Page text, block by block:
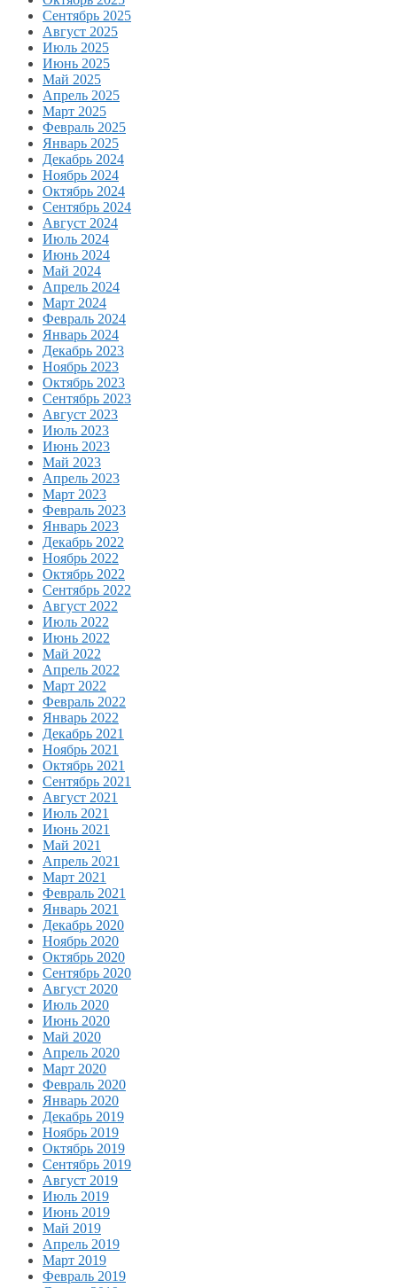
Сентябрь 2025
Август 2025
Июль 2025
Июнь 2025
Май 2025
Апрель 2025
Март 2025
Февраль 2025
Январь 2025
Декабрь 2024
Ноябрь 2024
Октябрь 2024
Сентябрь 2024
Август 2024
Июль 2024
Июнь 2024
Май 2024
Апрель 2024
Март 2024
Февраль 2024
Январь 2024
Декабрь 2023
Ноябрь 2023
Октябрь 2023
Сентябрь 2023
Август 2023
Июль 2023
Июнь 2023
Май 2023
Апрель 2023
Март 2023
Февраль 2023
Январь 2023
Декабрь 2022
Ноябрь 2022
Октябрь 2022
Сентябрь 2022
Август 2022
Июль 2022
Июнь 2022
Май 2022
Апрель 2022
Март 2022
Февраль 2022
Январь 2022
Декабрь 2021
Ноябрь 2021
Октябрь 2021
Сентябрь 2021
Август 2021
Июль 2021
Июнь 2021
Май 2021
Апрель 2021
Март 2021
Февраль 2021
Январь 2021
Декабрь 2020
Ноябрь 2020
Октябрь 2020
Сентябрь 2020
Август 2020
Июль 2020
Июнь 2020
Май 2020
Апрель 2020
Март 2020
Февраль 2020
Январь 2020
Декабрь 2019
Ноябрь 2019
Октябрь 2019
Сентябрь 2019
Август 2019
Июль 2019
Июнь 2019
Май 2019
Апрель 2019
Март 2019
Февраль 2019